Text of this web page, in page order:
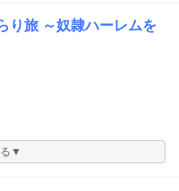
り旅 ～奴隷ハーレムを
る▼